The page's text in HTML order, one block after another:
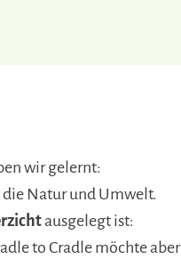
wir gelernt:
Natur und Umwelt.
ausgelegt ist:
to Cradle möchte aber